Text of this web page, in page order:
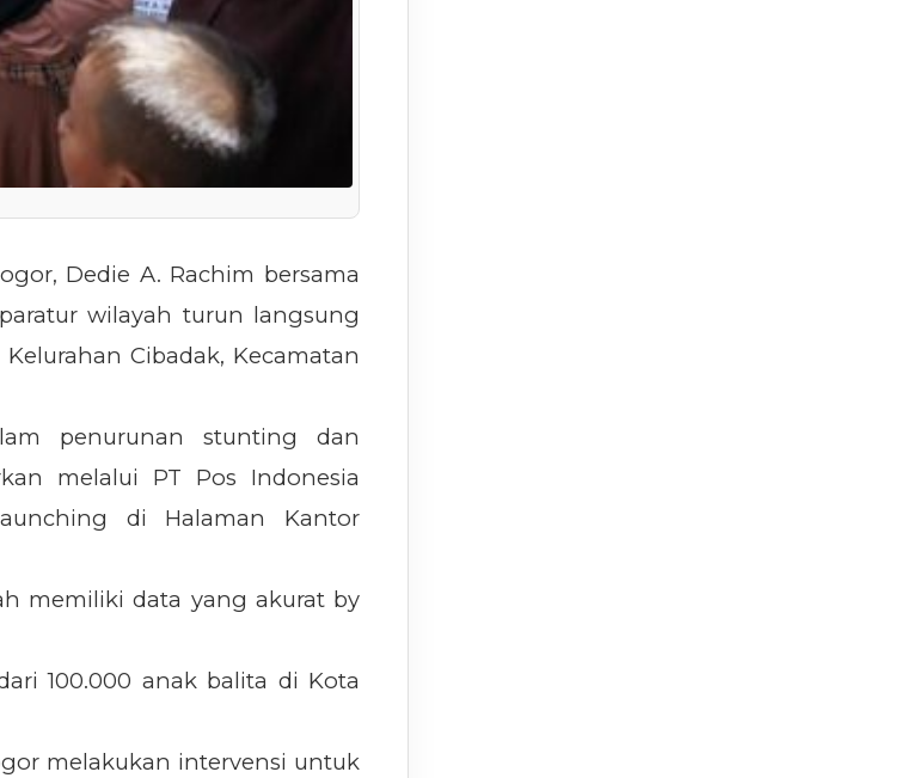
Dedie A. Rachim bersama
wilayah turun langsung
Cibadak, Kecamatan
penurunan stunting dan
melalui PT Pos Indonesia
di Halaman Kantor
memiliki data yang akurat by
100.000 anak balita di Kota
melakukan intervensi untuk